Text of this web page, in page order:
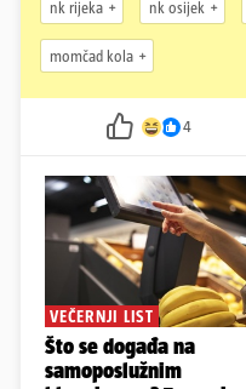
nk rijeka nk osijek
momčad kola
4